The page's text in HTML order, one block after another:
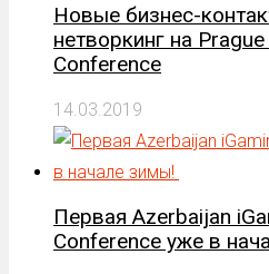
Новые бизнес-
нетворкинг на
Conference
14.03.2019
Первая Azerbaijan
Conference уже в